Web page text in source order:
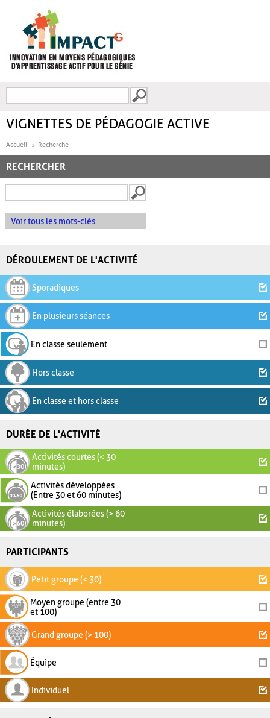
FORMULAIRE DE
VIGNETTES DE PÉDAGOGIE ACTIVE
Accueil Recherche
RECHERCHER
Voir tous les mots-clés
DÉROULEMENT DE L'ACTIVITÉ
Sporadiques
En plusieurs séances
En classe seulement
Hors classe
En classe et hors classe
DURÉE DE L'ACTIVITÉ
Activités courtes (< 30
minutes)
Activités développées
(Entre 30 et 60 minutes)
Activités élaborées (> 60
minutes)
PARTICIPANTS
Petit groupe (< 30)
Moyen groupe (entre 30
et 100)
Grand groupe (> 100)
Équipe
Individuel